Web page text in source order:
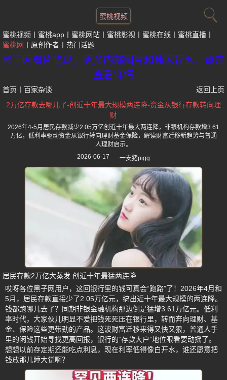
蜜桃视频
蜜桃视频 蜜桃app 蜜桃网站 蜜桃影视 蜜桃在线
蜜桃直播
蜜桃网
原创作者 热门话题
黑子网看片吃瓜，更多内部图片和独家视频：点击
查看详情
首页 百家杂谈
返回上页
2万亿存款去哪儿了-创近十年最大规模两连降-资金从银行存款转向理
财
2026年4-5月居民存款减少2.05万亿创近十年最大两连降，非银机构存款增3.61
万亿，低利率驱动资金从银行转向理财基金保险，解读财富迁移新趋势与普通
人理财启示。
2026-06-17
一支猪pigg
居民存款2万亿大蒸发 创近十年最猛两连降
哎呀各位黑子网用户，这回银行里的钱可真会“跑路”了！2026年4月和
5月，居民存款直接少了2.05万亿元，搞出近十年最大规模的两连降。
钱都跑哪儿去了？同期非银金融机构那边倒是猛增3.61万亿元。低利
率时代，大家伙儿明显不爱把钱死死压在银行里，转而奔向理财、基
金、保险这些更带劲的产品。这波财富迁移来得又快又狠，普通人手
里的闲钱开始寻找更高回报，银行的“存款大户”地位眼看要动摇了。
想想以前存定期还能吃点利息，现在利率低得像白开水，谁还愿意把
钱放那儿睡大觉啊？